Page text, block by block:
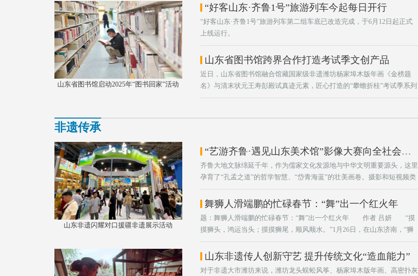
山东省图书馆启动2025年“图书回家”活动
“好客山东·齐鲁1号”旅游列车今起每日开行
“好客山东·齐鲁1号”旅游列车第二组车底已改造完成，于6月12日起正式
上线运行。
山东省图书馆跨界合作打造考试季文创产品
近日，山东省图书馆融合馆藏国家级非遗潍坊杨家埠木版年画《金榜题
名》与清末状元王寿彭殿试真迹元素，匠心打造的“攀蟾折桂”考试季系列
非遗传承
山东非遗闪耀对口援疆非遗展示活动
“艺游齐鲁·遇见山东美术馆”影像大赛向全社会征稿
齐鲁大地文脉绵延千年，作为儒家文化发源地与中华文明重要源头，这里
孕育了“孔孟之道”的哲学智慧、“岱青海蓝”的壮美画卷。摄影和短视频类
等)。
舞狮人滑端鹏的忙碌春节：“舞”出一个红火年
题：舞狮人滑端鹏的忙碌春节：“舞”出一个红火年 作者 吕妍 “摸
摸狮头，鸿运当头；摸摸狮尾，顺风顺水。”1月26日，在山东济南，“狮
众前来观赏。
山东非遗传人创新守艺 提升传统文化“造血能力”
对于非遗大市潍坊来说，潍坊龙头蜈蚣风筝、杨家埠木版年画、高密扑灰